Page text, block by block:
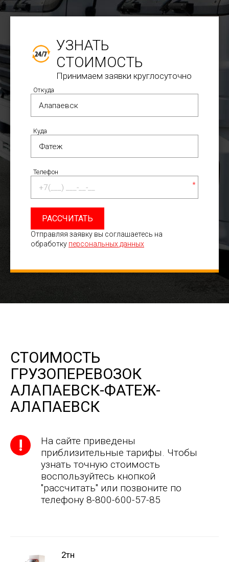
УЗНАТЬ
СТОИМОСТЬ
Принимаем заявки круглосуточно
Откуда
Куда
Телефон
*
РАССЧИТАТЬ
Отправляя заявку вы соглашаетесь на
обработку персональных данных
СТОИМОСТЬ
ГРУЗОПЕРЕВОЗОК
АЛАПАЕВСК-ФАТЕЖ-
АЛАПАЕВСК
На сайте приведены
приблизительные тарифы. Чтобы
узнать точную стоимость
воспользуйтесь кнопкой
"рассчитать" или позвоните по
телефону 8-800-600-57-85
2тн